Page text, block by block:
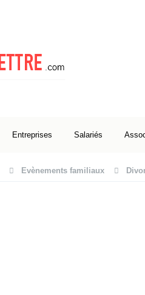
Entreprises Salariés
Evènements familiaux